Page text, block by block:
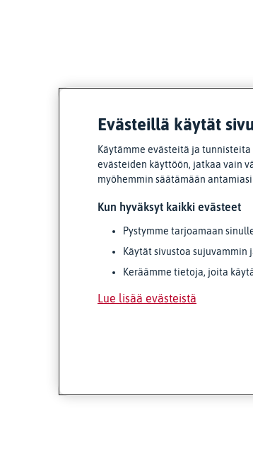
Evästeillä käytät
Käytämme evästeitä ja
evästeiden käyttöön, jatkaa vain
myöhemmin säätämään antamiasi
Kun hyväksyt kaikki evästeet
Pystymme tarjoamaan
Käytät sivustoa sujuvammin
Keräämme tietoja, joita
Lue lisää evästeistä